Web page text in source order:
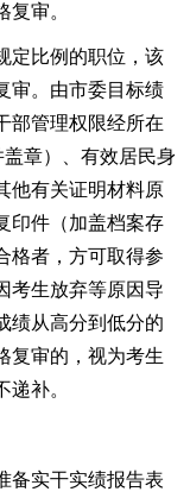
复审。
比例的职位，该
审。由市委目标绩
部管理权限经所在
盖章）、有效居民身
他有关证明材料原
印件（加盖档案存
格者，方可取得参
考生放弃等原因导
绩从高分到低分的
复审的，视为考生
补。
实干实绩报告表